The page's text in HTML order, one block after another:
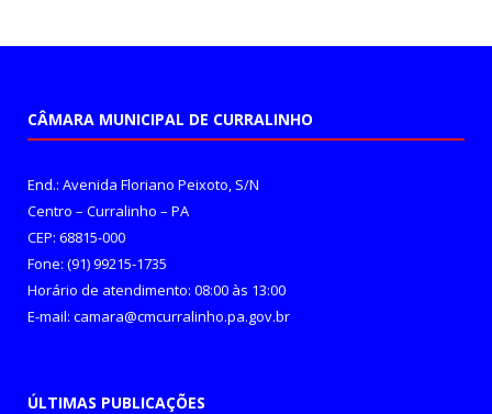
CÂMARA MUNICIPAL DE CURRALINHO
End.: Avenida Floriano Peixoto, S/N
Centro – Curralinho – PA
CEP: 68815-000
Fone: (91) 99215-1735
Horário de atendimento: 08:00 às 13:00
E-mail: camara@cmcurralinho.pa.gov.br
ÚLTIMAS PUBLICAÇÕES